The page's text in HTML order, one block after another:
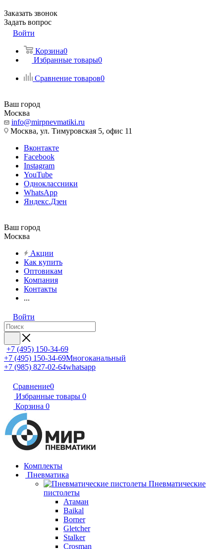
Заказать звонок
Задать вопрос
Войти
Корзина0
Избранные товары0
Сравнение товаров0
Ваш город
Москва
info@mirpnevmatiki.ru
Москва, ул. Тимуровская 5, офис 11
Вконтакте
Facebook
Instagram
YouTube
Одноклассники
WhatsApp
Яндекс.Дзен
Ваш город
Москва
Акции
Как купить
Оптовикам
Компания
Контакты
...
Войти
+7 (495) 150-34-69
+7 (495) 150-34-69Многоканальный
+7 (985) 827-02-64whatsapp
Сравнение0
Избранные товары 0
Корзина 0
Комплекты
Пневматика
Пневматические
пистолеты
Атаман
Baikal
Borner
Gletcher
Stalker
Crosman